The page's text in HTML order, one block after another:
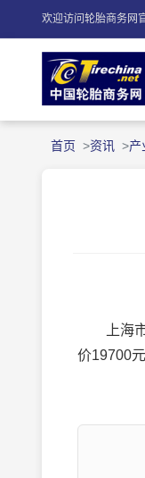
欢迎访问轮胎商务网
首页 资讯 产
上海市
价19700